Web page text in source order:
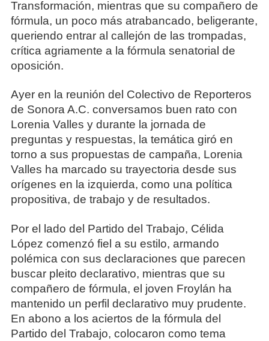
Transformación, mientras que su compañero de
fórmula, un poco más atrabancado, beligerante,
queriendo entrar al callejón de las trompadas,
crítica agriamente a la fórmula senatorial de
oposición.
Ayer en la reunión del Colectivo de Reporteros
de Sonora A.C. conversamos buen rato con
Lorenia Valles y durante la jornada de
preguntas y respuestas, la temática giró en
torno a sus propuestas de campaña, Lorenia
Valles ha marcado su trayectoria desde sus
orígenes en la izquierda, como una política
propositiva, de trabajo y de resultados.
Por el lado del Partido del Trabajo, Célida
López comenzó fiel a su estilo, armando
polémica con sus declaraciones que parecen
buscar pleito declarativo, mientras que su
compañero de fórmula, el joven Froylán ha
mantenido un perfil declarativo muy prudente.
En abono a los aciertos de la fórmula del
Partido del Trabajo, colocaron como tema